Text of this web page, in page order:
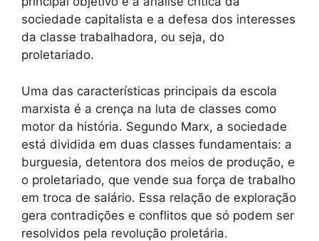
sociedade capitalista e a defesa dos interesses
da classe trabalhadora, ou seja, do
proletariado.
Uma das características principais da escola
marxista é a crença na luta de classes como
motor da história. Segundo Marx, a sociedade
está dividida em duas classes fundamentais: a
burguesia, detentora dos meios de produção, e
o proletariado, que vende sua força de trabalho
em troca de salário. Essa relação de exploração
gera contradições e conflitos que só podem ser
resolvidos pela revolução proletária.